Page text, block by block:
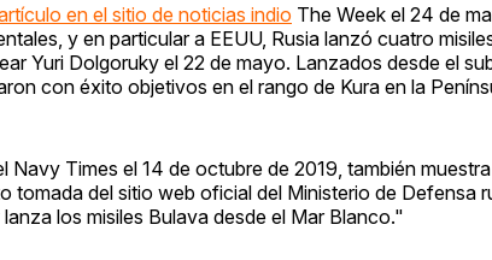
en el sitio de noticias indio The Week el 24 de
y en particular a EEUU, Rusia lanzó cuatro
Yuri Dolgoruky el 22 de mayo. Lanzados desde el
con éxito objetivos en el rango de Kura en la
Navy Times el 14 de octubre de 2019, también
del sitio web oficial del Ministerio de Defensa
los misiles Bulava desde el Mar Blanco."